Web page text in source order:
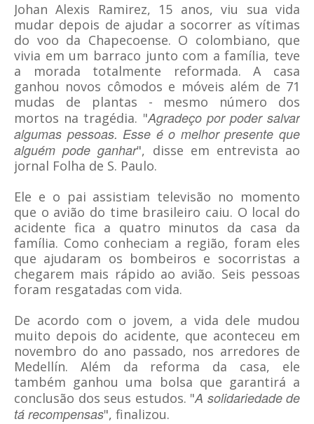
Johan Alexis Ramirez, 15 anos, viu sua vida
mudar depois de ajudar a socorrer as vítimas
do voo da Chapecoense. O colombiano, que
vivia em um barraco junto com a família, teve
a morada totalmente reformada. A casa
ganhou novos cômodos e móveis além de 71
mudas de plantas - mesmo número dos
mortos na tragédia. "Agradeço por poder salvar
algumas pessoas. Esse é o melhor presente que
alguém pode ganhar", disse em entrevista ao
jornal Folha de S. Paulo.
Ele e o pai assistiam televisão no momento
que o avião do time brasileiro caiu. O local do
acidente fica a quatro minutos da casa da
família. Como conheciam a região, foram eles
que ajudaram os bombeiros e socorristas a
chegarem mais rápido ao avião. Seis pessoas
foram resgatadas com vida.
De acordo com o jovem, a vida dele mudou
muito depois do acidente, que aconteceu em
novembro do ano passado, nos arredores de
Medellín. Além da reforma da casa, ele
também ganhou uma bolsa que garantirá a
conclusão dos seus estudos. "A solidariedade de
tá recompensas", finalizou.